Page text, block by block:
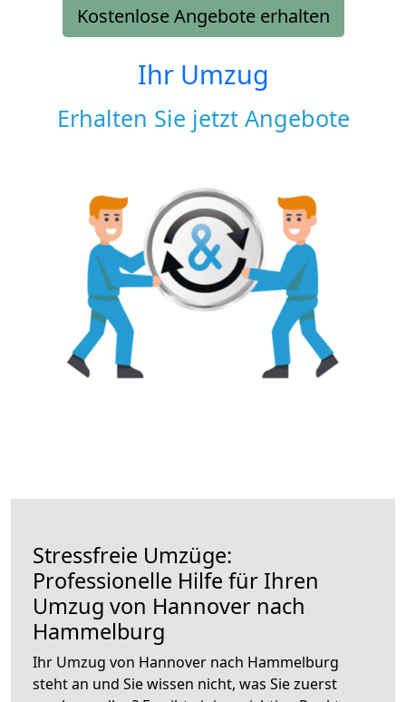
Kostenlose Angebote erhalten
Ihr Umzug
Erhalten Sie jetzt Angebote
Stressfreie Umzüge:
Professionelle Hilfe für Ihren
Umzug von Hannover nach
Hammelburg
Ihr Umzug von Hannover nach Hammelburg
steht an und Sie wissen nicht, was Sie zuerst